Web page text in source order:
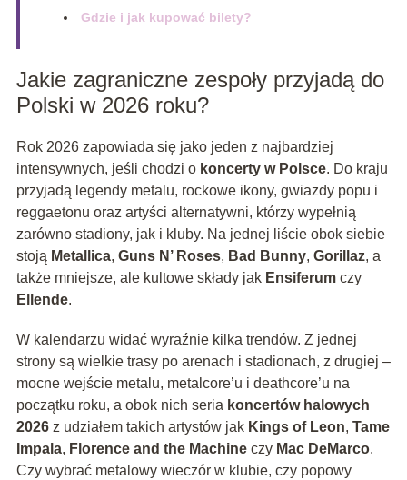
Gdzie i jak kupować bilety?
Jakie zagraniczne zespoły przyjadą do
Polski w 2026 roku?
Rok 2026 zapowiada się jako jeden z najbardziej
intensywnych, jeśli chodzi o koncerty w Polsce. Do kraju
przyjadą legendy metalu, rockowe ikony, gwiazdy popu i
reggaetonu oraz artyści alternatywni, którzy wypełnią
zarówno stadiony, jak i kluby. Na jednej liście obok siebie
stoją Metallica, Guns N’ Roses, Bad Bunny, Gorillaz, a
także mniejsze, ale kultowe składy jak Ensiferumczy
Ellende.
W kalendarzu widać wyraźnie kilka trendów. Z jednej
strony są wielkie trasy po arenach i stadionach, z drugiej –
mocne wejście metalu, metalcore’u i deathcore’u na
początku roku, a obok nich seria koncertów halowych
2026z udziałem takich artystów jak Kings of Leon, Tame
Impala, Florence and the Machineczy Mac DeMarco.
Czy wybrać metalowy wieczór w klubie, czy popowy